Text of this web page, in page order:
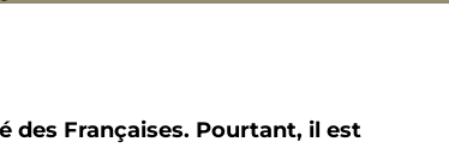
des Françaises. Pourtant, il est